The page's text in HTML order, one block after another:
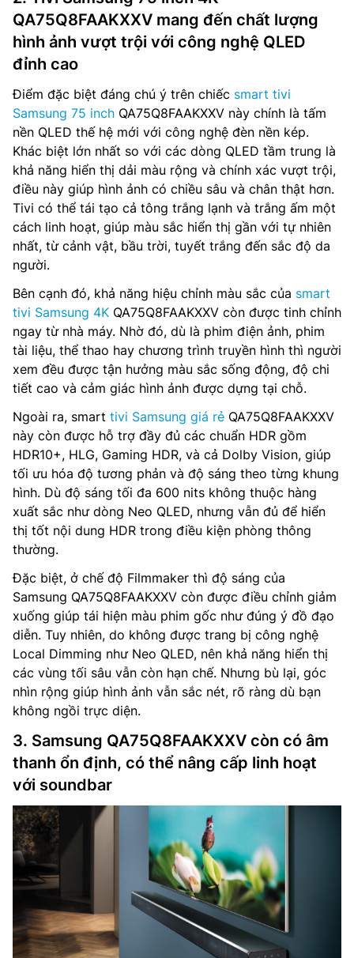
QA75Q8FAAKXXV mang đến chất lượng
hình ảnh vượt trội với công nghệ QLED
đỉnh cao
Điểm đặc biệt đáng chú ý trên chiếc smart tivi
Samsung 75 inch QA75Q8FAAKXXV này chính là tấm
nền QLED thế hệ mới với công nghệ đèn nền kép.
Khác biệt lớn nhất so với các dòng QLED tầm trung là
khả năng hiển thị dải màu rộng và chính xác vượt trội,
điều này giúp hình ảnh có chiều sâu và chân thật hơn.
Tivi có thể tái tạo cả tông trắng lạnh và trắng ấm một
cách linh hoạt, giúp màu sắc hiển thị gần với tự nhiên
nhất, từ cảnh vật, bầu trời, tuyết trắng đến sắc độ da
người.
Bên cạnh đó, khả năng hiệu chỉnh màu sắc của smart
tivi Samsung 4K QA75Q8FAAKXXV còn được tinh chỉnh
ngay từ nhà máy. Nhờ đó, dù là phim điện ảnh, phim
tài liệu, thể thao hay chương trình truyền hình thì người
xem đều được tận hưởng màu sắc sống động, độ chi
tiết cao và cảm giác hình ảnh được dựng tại chỗ.
Ngoài ra, smart tivi Samsung giá rẻ QA75Q8FAAKXXV
này còn được hỗ trợ đầy đủ các chuẩn HDR gồm
HDR10+, HLG, Gaming HDR, và cả Dolby Vision, giúp
tối ưu hóa độ tương phản và độ sáng theo từng khung
hình. Dù độ sáng tối đa 600 nits không thuộc hàng
xuất sắc như dòng Neo QLED, nhưng vẫn đủ để hiển
thị tốt nội dung HDR trong điều kiện phòng thông
thường.
Đặc biệt, ở chế độ Filmmaker thì độ sáng của
Samsung QA75Q8FAAKXXV còn được điều chỉnh giảm
xuống giúp tái hiện màu phim gốc như đúng ý đồ đạo
diễn. Tuy nhiên, do không được trang bị công nghệ
Local Dimming như Neo QLED, nên khả năng hiển thị
các vùng tối sâu vẫn còn hạn chế. Nhưng bù lại, góc
nhìn rộng giúp hình ảnh vẫn sắc nét, rõ ràng dù bạn
không ngồi trực diện.
3. Samsung QA75Q8FAAKXXV còn có âm
thanh ổn định, có thể nâng cấp linh hoạt
với soundbar